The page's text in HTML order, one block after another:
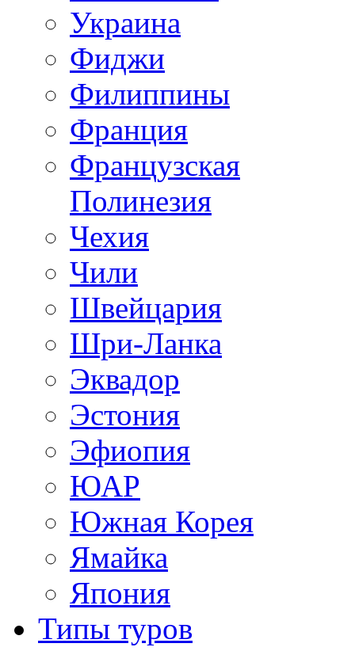
Украина
Фиджи
Филиппины
Франция
Французская
Полинезия
Чехия
Чили
Швейцария
Шри-Ланка
Эквадор
Эстония
Эфиопия
ЮАР
Южная Корея
Ямайка
Япония
Типы туров